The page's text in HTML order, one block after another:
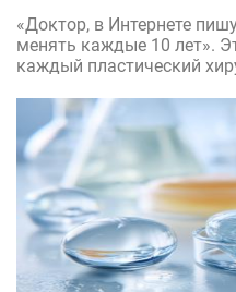
«Доктор, в Интернете
менять каждые 10 лет».
каждый пластический